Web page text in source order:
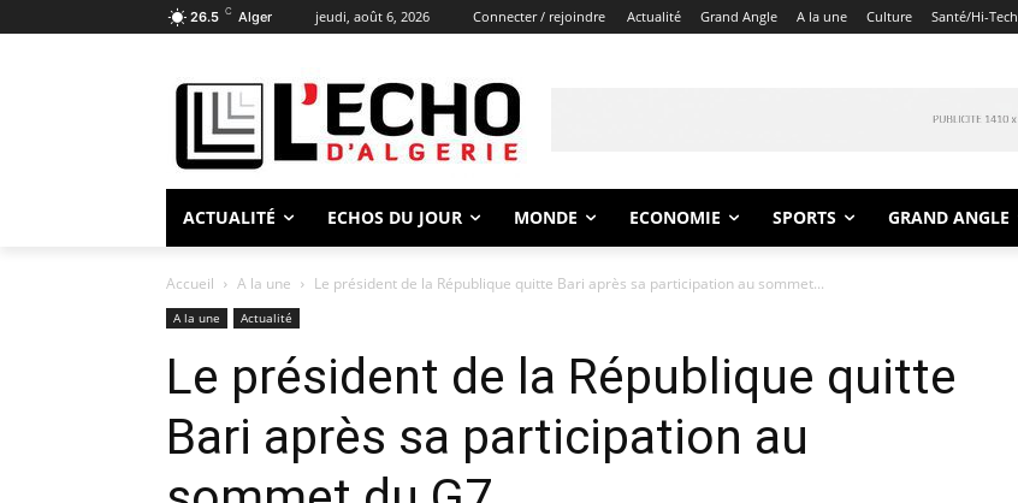
26.5 C Alger jeudi, août 6, 2026 Connecter / rejoindre Actualité Grand Angle A la une Culture Santé/Hi-Tech
ACTUALITÉ ECHOS DU JOUR MONDE ECONOMIE SPORTS GRAND ANGLE
Accueil A la une Le président de la République quitte Bari après sa participation au sommet...
A la une Actualité
Le président de la République quitte
Bari après sa participation au